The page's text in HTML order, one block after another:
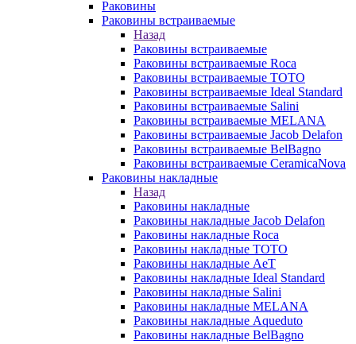
Раковины
Раковины встраиваемые
Назад
Раковины встраиваемые
Раковины встраиваемые Roca
Раковины встраиваемые TOTO
Раковины встраиваемые Ideal Standard
Раковины встраиваемые Salini
Раковины встраиваемые MELANA
Раковины встраиваемые Jacob Delafon
Раковины встраиваемые BelBagno
Раковины встраиваемые CeramicaNova
Раковины накладные
Назад
Раковины накладные
Раковины накладные Jacob Delafon
Раковины накладные Roca
Раковины накладные TOTO
Раковины накладные AeT
Раковины накладные Ideal Standard
Раковины накладные Salini
Раковины накладные MELANA
Раковины накладные Aqueduto
Раковины накладные BelBagno